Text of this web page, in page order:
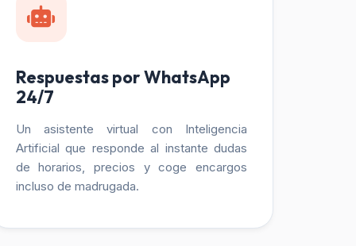
Respuestas por WhatsApp
24/7
Un asistente virtual con Inteligencia
Artificial que responde al instante dudas
de horarios, precios y coge encargos
incluso de madrugada.